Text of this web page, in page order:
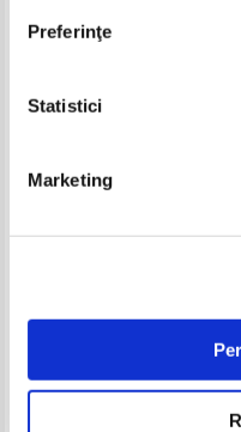
Preferinţe
Statistici
Marketing
Elena Golisteanu - Chimie
anorganica
-60%